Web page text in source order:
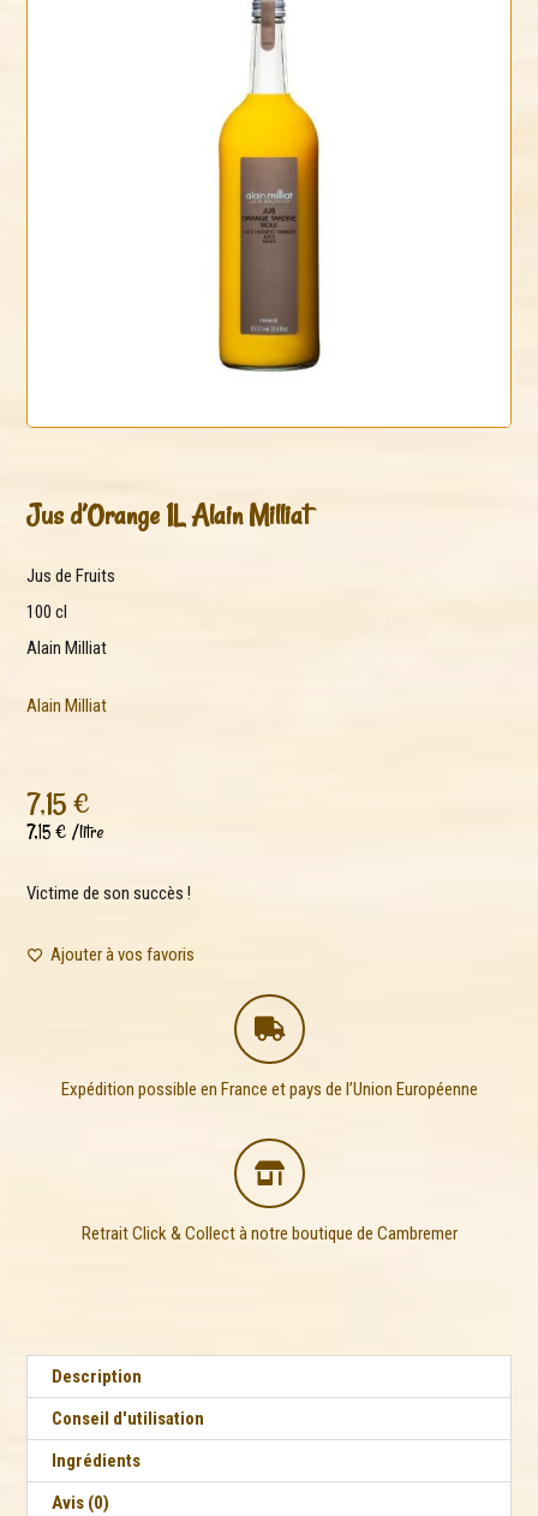
Jus d’Orange 1L Alain Milliat
Jus de Fruits
100 cl
Alain Milliat
Alain Milliat
7,15€
7,15€ /litre
Victime de son succès !
Ajouter à vos favoris

Expédition possible en France et pays de l’Union Européenne

Retrait Click & Collect à notre boutique de Cambremer
Description
Conseil d'utilisation
Ingrédients
Avis (0)